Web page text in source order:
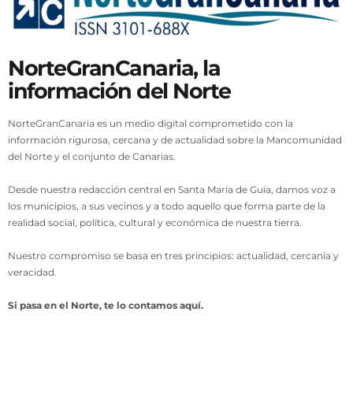
NorteGranCanaria, la
información del Norte
NorteGranCanaria es un medio digital comprometido con la
información rigurosa, cercana y de actualidad sobre la Mancomunidad
del Norte y el conjunto de Canarias.
Desde nuestra redacción central en Santa María de Guía, damos voz a
los municipios, a sus vecinos y a todo aquello que forma parte de la
realidad social, política, cultural y económica de nuestra tierra.
Nuestro compromiso se basa en tres principios: actualidad, cercanía y
veracidad.
Si pasa en el Norte, te lo contamos aquí.